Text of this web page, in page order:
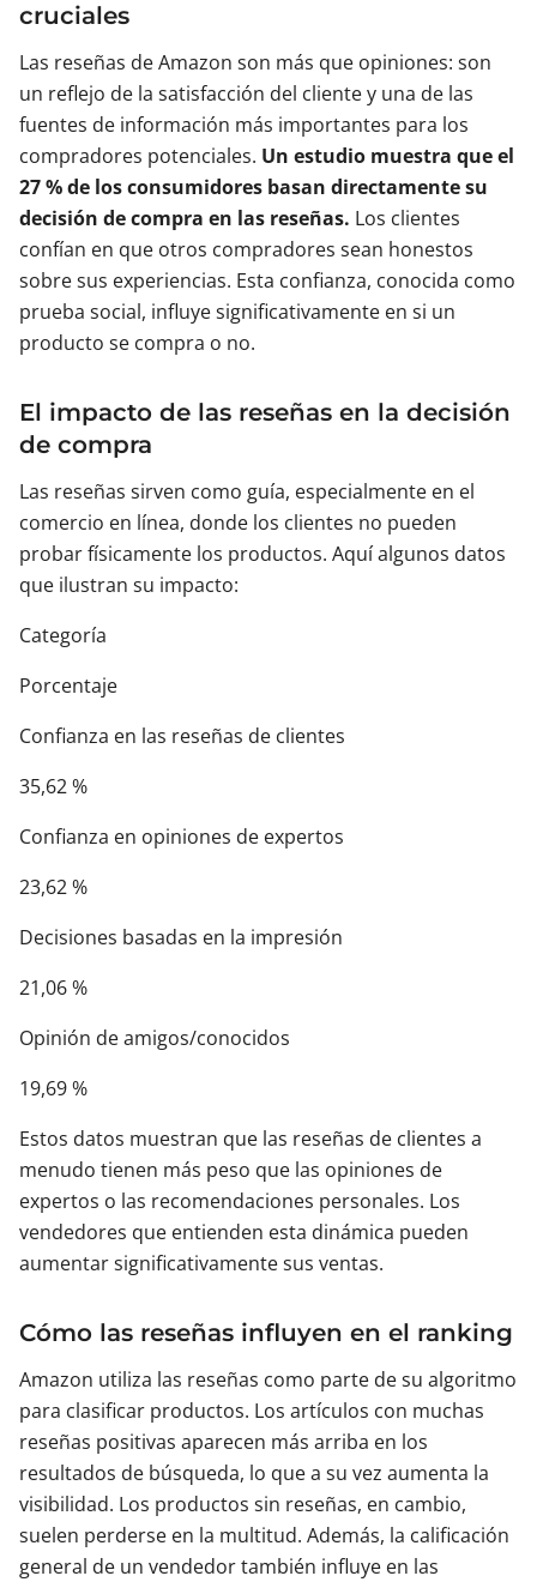
cruciales
Las reseñas de Amazon son más que opiniones: son
un reflejo de la satisfacción del cliente y una de las
fuentes de información más importantes para los
compradores potenciales. Un estudio muestra que el
27 % de los consumidores basan directamente su
decisión de compra en las reseñas. Los clientes
confían en que otros compradores sean honestos
sobre sus experiencias. Esta confianza, conocida como
prueba social, influye significativamente en si un
producto se compra o no.
El impacto de las reseñas en la decisión
de compra
Las reseñas sirven como guía, especialmente en el
comercio en línea, donde los clientes no pueden
probar físicamente los productos. Aquí algunos datos
que ilustran su impacto:
Categoría
Porcentaje
Confianza en las reseñas de clientes
35,62 %
Confianza en opiniones de expertos
23,62 %
Decisiones basadas en la impresión
21,06 %
Opinión de amigos/conocidos
19,69 %
Estos datos muestran que las reseñas de clientes a
menudo tienen más peso que las opiniones de
expertos o las recomendaciones personales. Los
vendedores que entienden esta dinámica pueden
aumentar significativamente sus ventas.
Cómo las reseñas influyen en el ranking
Amazon utiliza las reseñas como parte de su algoritmo
para clasificar productos. Los artículos con muchas
reseñas positivas aparecen más arriba en los
resultados de búsqueda, lo que a su vez aumenta la
visibilidad. Los productos sin reseñas, en cambio,
suelen perderse en la multitud. Además, la calificación
general de un vendedor también influye en las